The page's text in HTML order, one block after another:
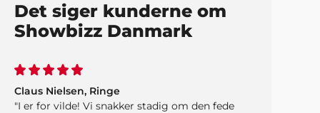
Det siger kunderne om
Showbizz Danmark
Claus Nielsen, Ringe
"I er for vilde! Vi snakker stadig om den fede